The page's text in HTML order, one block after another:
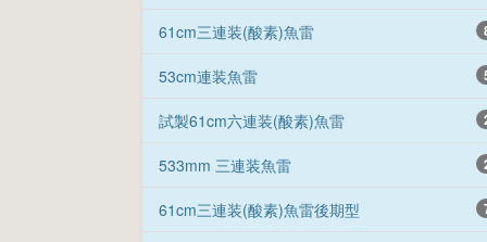
61cm三連装(酸素)魚雷
53cm連装魚雷
試製61cm六連装(酸素)魚雷
533mm 三連装魚雷
61cm三連装(酸素)魚雷後期型